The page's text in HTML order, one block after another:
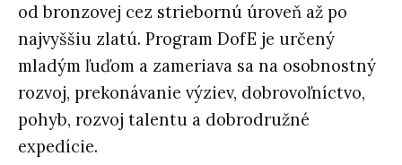
od bronzovej cez striebornú úroveň až po
najvyššiu zlatú. Program DofE je určený
mladým ľuďom a zameriava sa na osobnostný
rozvoj, prekonávanie výziev, dobrovoľníctvo,
pohyb, rozvoj talentu a dobrodružné
expedície.